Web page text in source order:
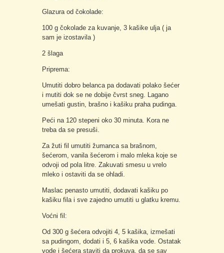
Glazura od čokolade:
100 g čokolade za kuvanje, 3 kašike ulja ( ja
sam je izostavila )
2 šlaga
Priprema:
Umutiti dobro belanca pa dodavati polako šećer
i mutiti dok se ne dobije čvrst sneg. Lagano
umešati gustin, brašno i kašiku praha pudinga.
Peći na 120 stepeni oko 30 minuta. Kora ne
treba da se presuši.
Za žuti fil umutiti žumanca sa brašnom,
šećerom, vanila šećerom i malo mleka koje se
odvoji od pola litre. Zakuvati smesu u vrelo
mleko i ostaviti da se ohladi.
Maslac penasto umutiti, dodavati kašiku po
kašiku fila i sve zajedno umutiti u glatku kremu.
Voćni fil:
Od 300 g šećera odvojiti 4, 5 kašika, izmešati
sa pudingom, dodati i 5, 6 kašika vode. Ostatak
vode i šećera staviti da prokuva, da se sav